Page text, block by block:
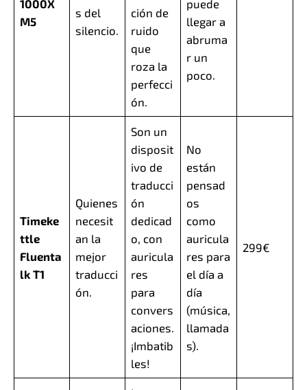
1000X
M5
s del
silencio.
ción de
ruido
que
roza la
perfecci
ón.
puede
llegar a
abruma
r un
poco.
Timeke
ttle
Fluenta
lk T1
Quienes
necesit
an la
mejor
traducci
ón.
Son un
disposit
ivo de
traducci
ón
dedicad
o, con
auricula
res
para
convers
aciones.
¡Imbatib
les!
No
están
pensad
os
como
auricula
res para
el día a
día
(música,
llamada
s).
299€